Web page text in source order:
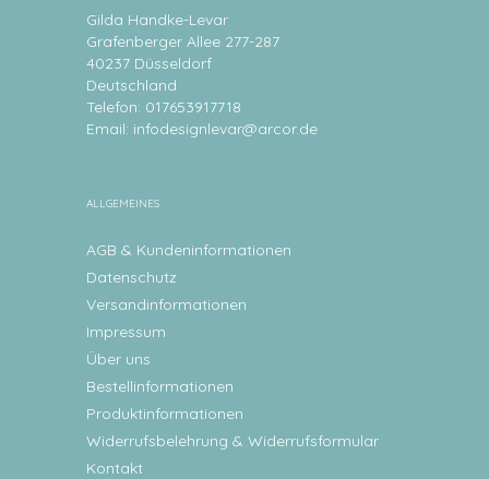
Gilda Handke-Levar
Grafenberger Allee 277-287
40237 Düsseldorf
Deutschland
Telefon: 017653917718
Email: infodesignlevar@arcor.de
ALLGEMEINES
AGB & Kundeninformationen
Datenschutz
Versandinformationen
Impressum
Über uns
Bestellinformationen
Produktinformationen
Widerrufsbelehrung & Widerrufsformular
Kontakt